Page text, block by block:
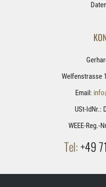
Welfenstrasse
Email:
USt-IdNr.:
WEEE-Reg.-
Tel:+49